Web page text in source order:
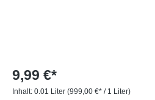
9,99 €*
Inhalt: 0.01 Liter (999,00 €* / 1 Liter)